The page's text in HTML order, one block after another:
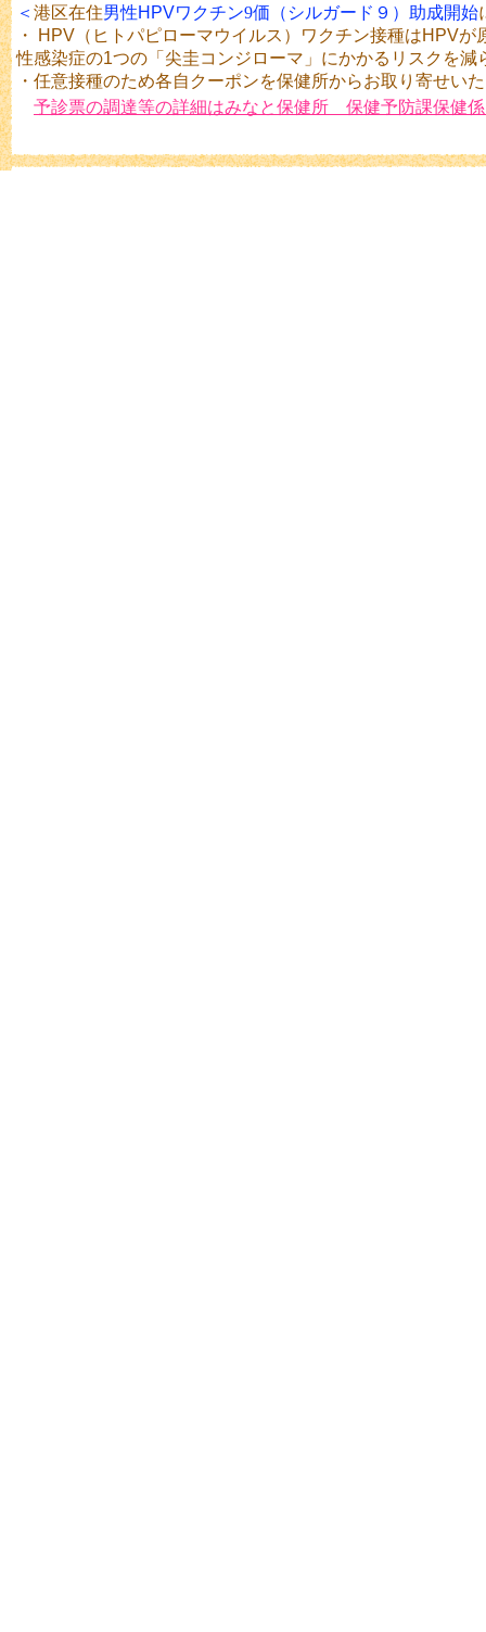
＜ 港区在住男性HPVワクチン9価（シルガード９）助成開始
・
HPV（ヒトパピローマウイルス）ワクチン接種はHPV
性感染症の1つの「尖圭コンジローマ」にかかるリスクを
・任意接種のため各自クーポンを保健所からお取り寄せい
予診票の調達等の詳細はみなと保健所 保健予防課保健